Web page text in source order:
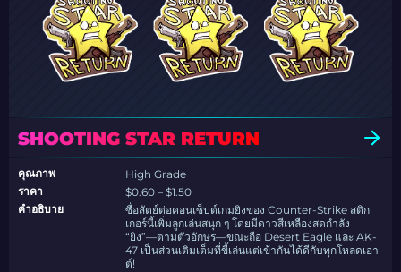
SHOOTING STAR RETURN
คุณภาพ
High Grade
ราคา
$0.60 – $1.50
คำอธิบาย
ซื่อสัตย์ต่อคอนเซ็ปต์เกมยิงของ Counter-Strike สติก
เกอร์นี้เพิ่มลูกเล่นสนุก ๆ โดยมีดาวสีเหลืองสดกำลัง
“ยิง”—ตามตัวอักษร—ขณะถือ Desert Eagle และ AK-
47 เป็นส่วนเติมเต็มที่ขี้เล่นแต่เข้ากันได้ดีกับทุกโหลดเอา
ต์!